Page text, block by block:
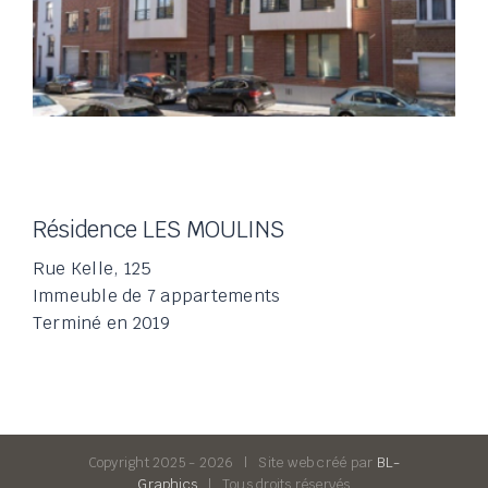
Résidence LES MOULINS
Rue Kelle, 125
Immeuble de 7 appartements
Terminé en 2019
Copyright 2025 - 2026 | Site web créé par BL-
Graphics | Tous droits réservés